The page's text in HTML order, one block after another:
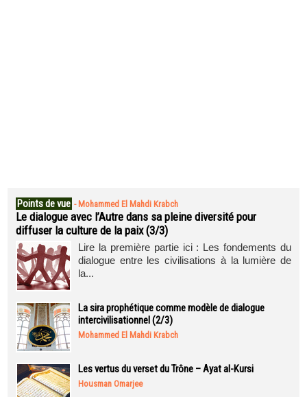
Points de vue - Mohammed El Mahdi Krabch
Le dialogue avec l’Autre dans sa pleine diversité pour
diffuser la culture de la paix (3/3)
Lire la première partie ici : Les fondements du
dialogue entre les civilisations à la lumière de
la...
La sira prophétique comme modèle de dialogue
intercivilisationnel (2/3)
Mohammed El Mahdi Krabch
Les vertus du verset du Trône – Ayat al-Kursi
Housman Omarjee